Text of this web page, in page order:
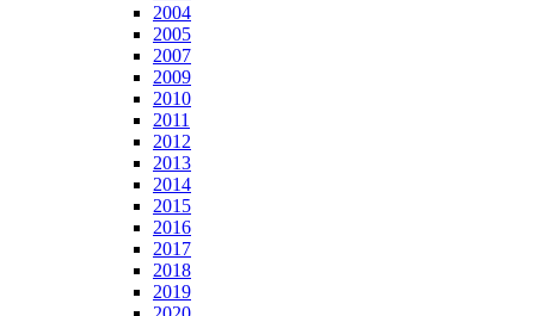
2004
2005
2007
2009
2010
2011
2012
2013
2014
2015
2016
2017
2018
2019